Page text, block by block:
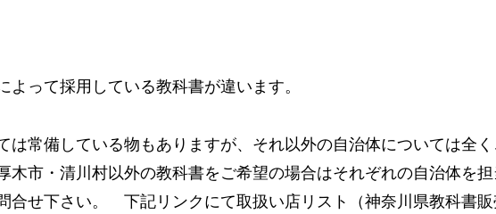
よって採用している教科書が違います。
は常備している物もありますが、それ以外の自治体については全
木市・清川村以外の教科書をご希望の場合はそれぞれの自治体を担
合せ下さい。 下記リンクにて取扱い店リスト（神奈川県教科書販